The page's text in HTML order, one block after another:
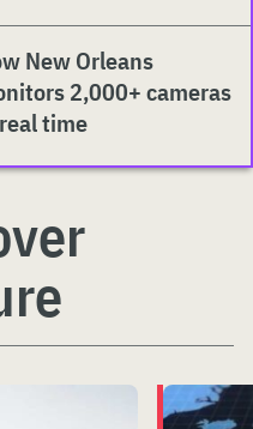
New Orleans
2,000+ cameras
time